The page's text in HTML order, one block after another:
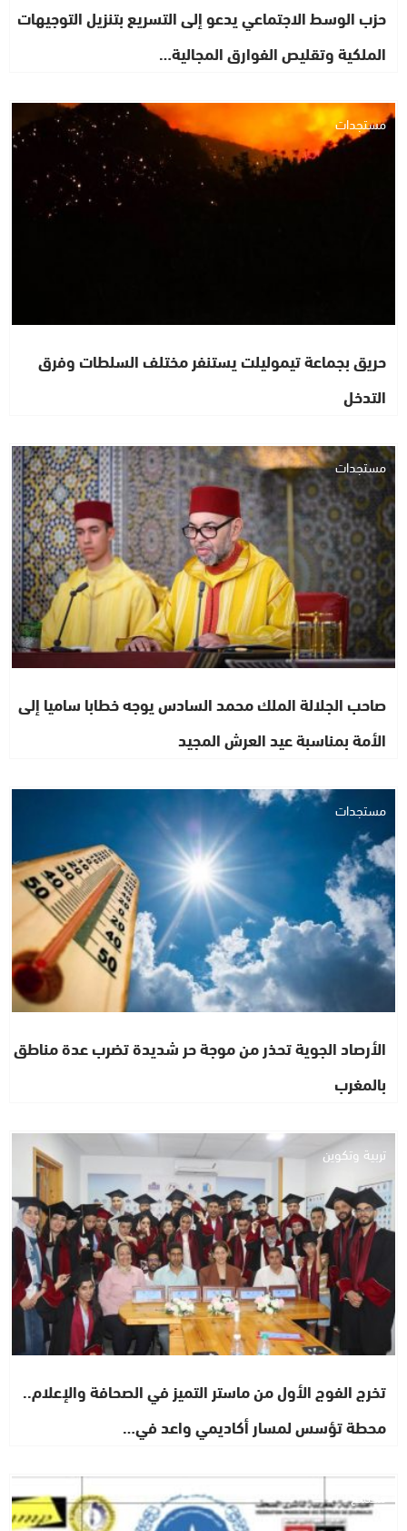
حزب الوسط الاجتماعي يدعو إلى التسريع بتنزيل التوجيهات
الملكية وتقليص الفوارق المجالية…
مستجدات
حريق بجماعة تيموليلت يستنفر مختلف السلطات وفرق
التدخل
مستجدات
صاحب الجلالة الملك محمد السادس يوجه خطابا ساميا إلى
الأمة بمناسبة عيد العرش المجيد
مستجدات
الأرصاد الجوية تحذر من موجة حر شديدة تضرب عدة مناطق
بالمغرب
تربية وتكوين
تخرج الفوج الأول من ماستر التميز في الصحافة والإعلام..
محطة تؤسس لمسار أكاديمي واعد في…
مجتمع